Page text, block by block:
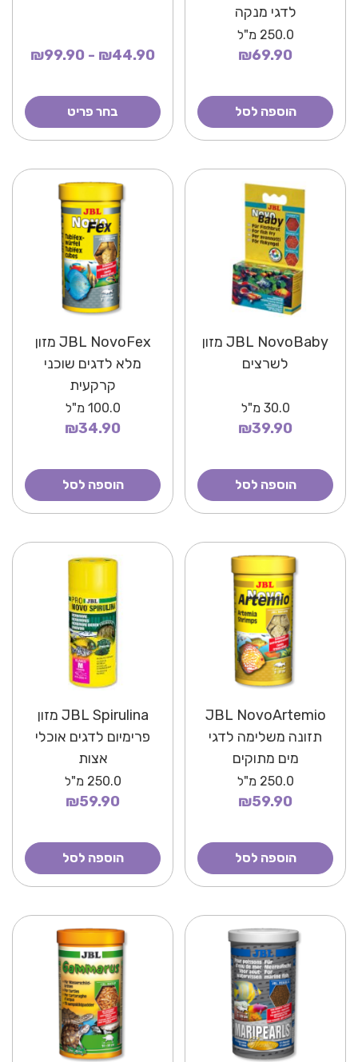
לדגי מנקה
250.0 מ"ל
₪69.90
הוספה לסל
₪44.90 - ₪99.90
בחר פריט
JBL NovoBaby מזון
לשרצים
30.0 מ"ל
₪39.90
הוספה לסל
JBL NovoFex מזון
מלא לדגים שוכני
קרקעית
100.0 מ"ל
₪34.90
הוספה לסל
JBL NovoArtemio
תזונה משלימה לדגי
מים מתוקים
250.0 מ"ל
₪59.90
הוספה לסל
JBL Spirulina מזון
פרימיום לדגים אוכלי
אצות
250.0 מ"ל
₪59.90
הוספה לסל